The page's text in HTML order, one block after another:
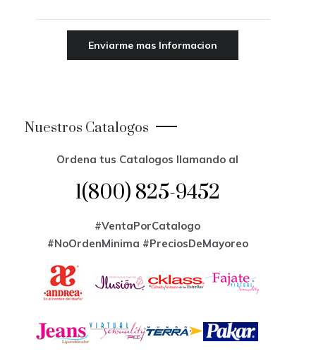
Nuestros Catalogos
Ordena tus Catalogos llamando al
1(800) 825-9452
#VentaPorCatalogo
#NoOrdenMinima #PreciosDeMayoreo